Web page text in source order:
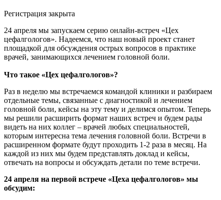
Регистрация закрыта
24 апреля мы запускаем серию онлайн-встреч «Цех
цефалгологов». Надеемся, что наш новый проект станет
площадкой для обсуждения острых вопросов в практике
врачей, занимающихся лечением головной боли.
Что такое «Цех цефалгологов»?
Раз в неделю мы встречаемся командой клиники и разбираем
отдельные темы, связанные с диагностикой и лечением
головной боли, кейсы на эту тему и делимся опытом. Теперь
мы решили расширить формат наших встреч и будем рады
видеть на них коллег – врачей любых специальностей,
которым интересна тема лечения головной боли. Встречи в
расширенном формате будут проходить 1-2 раза в месяц. На
каждой из них мы будем представлять доклад и кейсы,
отвечать на вопросы и обсуждать детали по теме встречи.
24 апреля на первой встрече «Цеха цефалгологов» мы
обсудим: